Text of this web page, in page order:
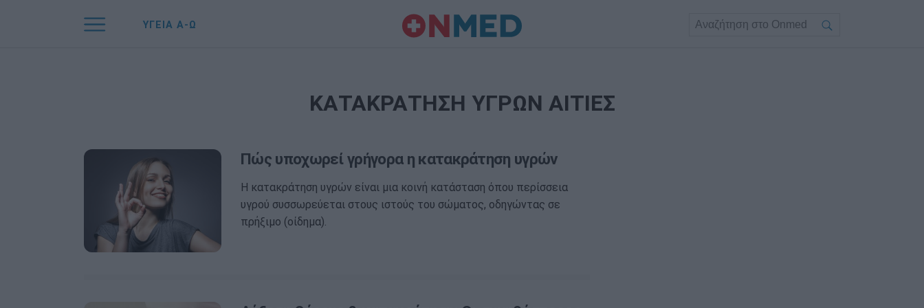
ΥΓΕΙΑ Α-Ω
ΚΑΤΑΚΡΑΤΗΣΗ ΥΓΡΩΝ ΑΙΤΙΕΣ
Πώς υποχωρεί γρήγορα η κατακράτηση υγρών
Η κατακράτηση υγρών είναι μια κοινή κατάσταση όπου περίσσεια
υγρού συσσωρεύεται στους ιστούς του σώματος, οδηγώντας σε
πρήξιμο (οίδημα).